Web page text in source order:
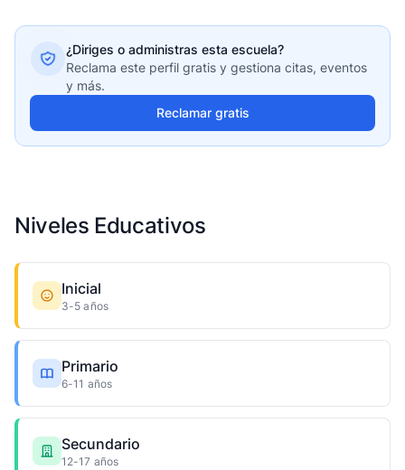
¿Diriges o administras esta escuela?
Reclama este perfil gratis y gestiona citas, eventos
y más.
Reclamar gratis
Niveles Educativos
Inicial
3-5 años
Primario
6-11 años
Secundario
12-17 años